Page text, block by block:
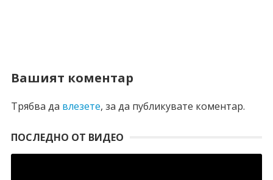
Вашият коментар
Трябва да влезете, за да публикувате коментар.
ПОСЛЕДНО ОТ ВИДЕО